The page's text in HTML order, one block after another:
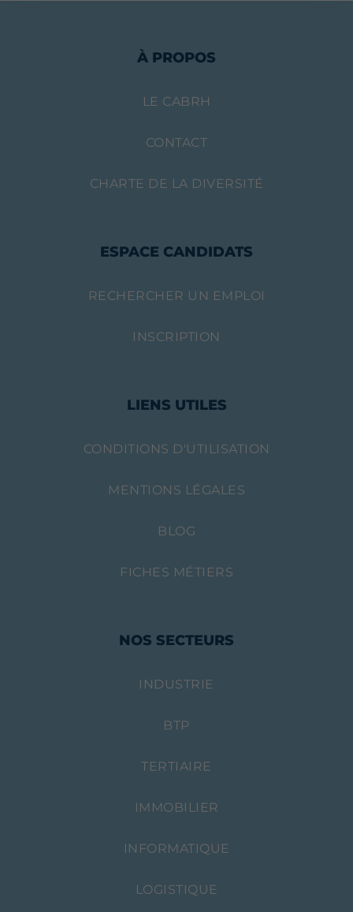
À PROPOS
LE CABRH
CONTACT
CHARTE DE LA DIVERSITÉ
ESPACE CANDIDATS
RECHERCHER UN EMPLOI
INSCRIPTION
LIENS UTILES
CONDITIONS D'UTILISATION
MENTIONS LÉGALES
BLOG
FICHES MÉTIERS
NOS SECTEURS
INDUSTRIE
BTP
TERTIAIRE
IMMOBILIER
INFORMATIQUE
LOGISTIQUE